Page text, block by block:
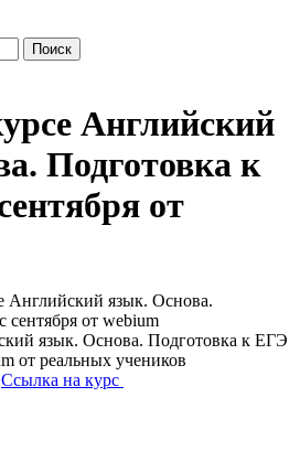
Английский
Подготовка к
от
Английский язык. Основа.
от webium
язык. Основа. Подготовка к ЕГЭ
от реальных учеников
Ссылка на курс